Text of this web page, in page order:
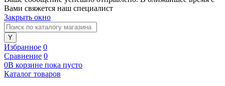
Вами свяжется наш специалист
Закрыть окно
Избранное 0
Сравнение 0
0В корзине пока пусто
Каталог товаров